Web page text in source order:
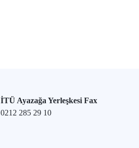
İTÜ Ayazağa Yerleşkesi Fax
0212 285 29 10